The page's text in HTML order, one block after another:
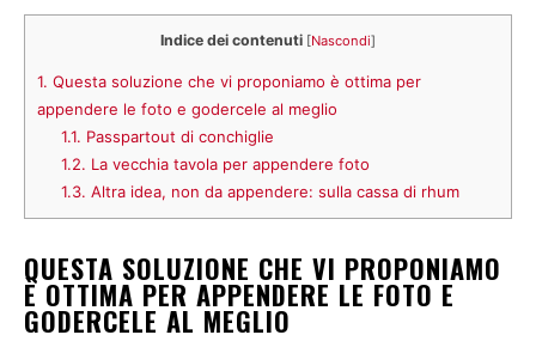
Indice dei contenuti [Nascondi]
1. Questa soluzione che vi proponiamo è ottima per
appendere le foto e godercele al meglio
1.1. Passpartout di conchiglie
1.2. La vecchia tavola per appendere foto
1.3. Altra idea, non da appendere: sulla cassa di rhum
QUESTA SOLUZIONE CHE VI PROPONIAMO
È OTTIMA PER APPENDERE LE FOTO E
GODERCELE AL MEGLIO